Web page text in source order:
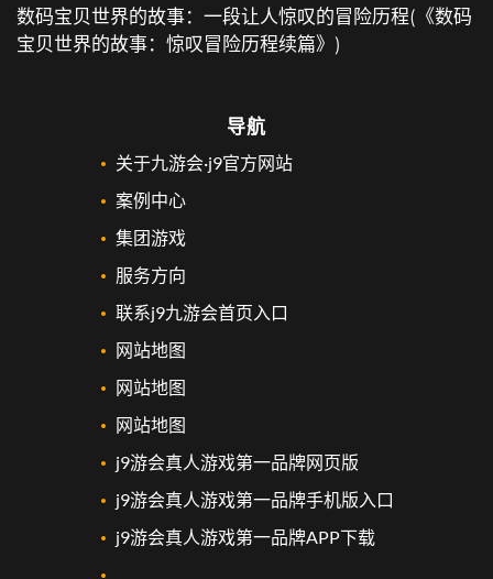
数码宝贝世界的故事：一段让人惊叹的冒险历程(《数码
宝贝世界的故事：惊叹冒险历程续篇》)
导航
关于九游会·j9官方网站
案例中心
集团游戏
服务方向
联系j9九游会首页入口
网站地图
网站地图
网站地图
j9游会真人游戏第一品牌网页版
j9游会真人游戏第一品牌手机版入口
j9游会真人游戏第一品牌APP下载